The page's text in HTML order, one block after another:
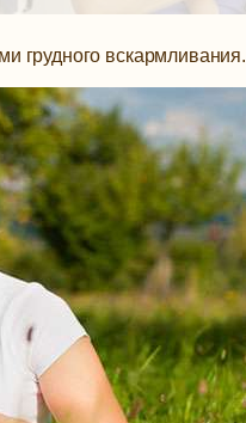
грудного вскармливания.